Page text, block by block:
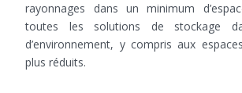
rayonnages dans un minimum
toutes les solutions de stockage
d’environnement, y compris aux
plus réduits.